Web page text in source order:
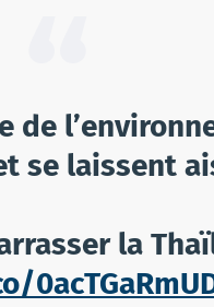
de
se laissent
la